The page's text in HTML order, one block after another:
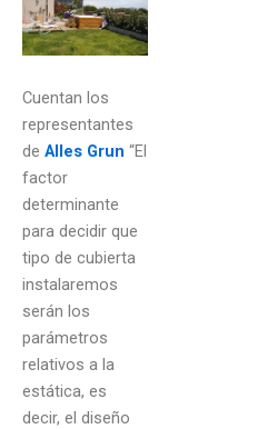
Cuentan los
representantes
de Alles Grun “El
factor
determinante
para decidir que
tipo de cubierta
instalaremos
serán los
parámetros
relativos a la
estática, es
decir, el diseño